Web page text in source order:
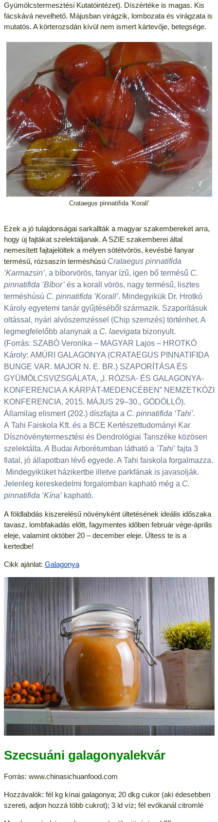
Gyümölcstermesztési Kutatóintézet). Díszértéke is magas. Kis
fácskává nevelhető. Májusban virágzik, lombozata és virágzata is
mutatós. A körterozsdán kívül nem ismert kártevője, betegsége.
Crataegus pinnatifida ‘Korall’
Ezek a jó tulajdonságai sarkallták a magyar szakembereket arra,
hogy új fajtákat szelektáljanak. A SZIE szakemberei által
nemesített fajtajelöltek a mélyen sötétvörös, kevésbé fanyar
termésű, rózsaszín terméshúsú Crataegus pinnatifida
’Karmazsin’, a bíborvörös, fanyar ízű, igen bő termésű C.
pinnatifida ’Bíbor’és a korall vörös, nagy termésű, lisztes
terméshúsú C. pinnatifida ’Korall’. Mindegyikük Dr. Hrotkó
Károly egyetemi tanár gyűjtéséből származik. Szaporításuk
oltással, nyári alvószemzéssel (Chip szemzés) történhet. A
legmegfelelőbb alanynak a C. laevigata bizonyult.
(Forrás: SZABÓ Veronika – MAGYAR Lajos – HROTKÓ
Károly: AMÚRI GALAGONYA (CRATAEGUS PINNATIFIDA
BUNGE VAR. MAJOR N. E. BR.) SZAPORÍTÁSA ÉS
GYÜMÖLCSVIZSGÁLATA, „I. RÓZSA- ÉS GALAGONYA-
KONFERENCIA A KÁRPÁT-MEDENCÉBEN” NEMZETKÖZI
KONFERENCIA, 2015. MÁJUS 29–30., GÖDÖLLŐ).
Államilag elismert (202.) díszfajta a C. pinnatifida ‘Tahi’.
A Tahi Faiskola Kft. és a BCE Kertészettudományi Kar
Dísznövénytermesztési és Dendrológiai Tanszéke közösen
szelektálta. A Budai Arborétumban látható a ’Tahi’fajta 3
fiatal, jó állapotban lévő egyede. A Tahi faiskola forgalmazza.
Mindegyiküket házikertbe illetve parkfának is javasolják.
Jelenleg kereskedelmi forgalomban kapható még a C.
pinnatifida ‘Kína’kapható.
A földlabdás kiszerelésű növényként ültetésének ideális időszaka
tavasz, lombfakadás előtt, fagymentes időben február vége-április
eleje, valamint október 20 – december eleje. Ültess te is a
kertedbe!
Cikk ajánlat: Galagonya
Szecsuáni galagonyalekvár
Forrás: www.chinasichuanfood.com
Hozzávalók: fél kg kínai galagonya; 20 dkg cukor (aki édesebben
szereti, adjon hozzá több cukrot); 3 ld víz; fél evőkanál citromlé